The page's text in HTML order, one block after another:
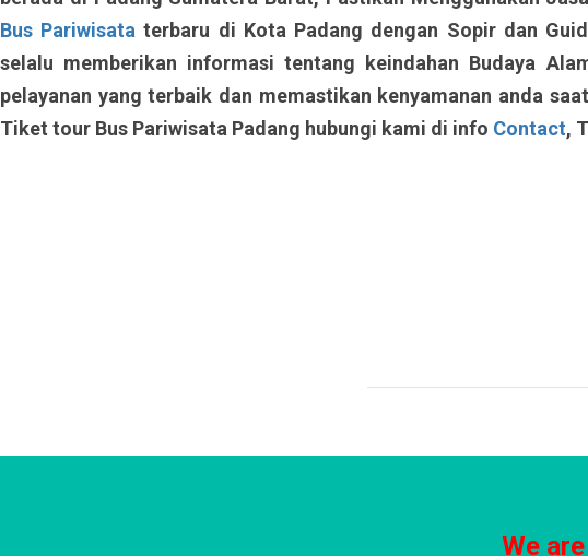
Bus Pariwisata terbaru di Kota Padang dengan Sopir dan
selalu memberikan informasi tentang keindahan Budaya
pelayanan yang terbaik dan memastikan kenyamanan anda
Tiket tour Bus Pariwisata Padang hubungi kami di info Contact,
We